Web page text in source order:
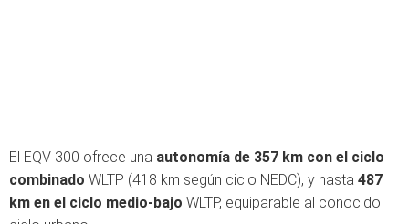
El EQV 300 ofrece una autonomía de 357 km con el ciclo
combinado WLTP (418 km según ciclo NEDC), y hasta 487
km en el ciclo medio-bajo WLTP, equiparable al conocido